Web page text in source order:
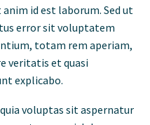
id est laborum. Sed ut
error sit voluptatem
totam rem aperiam,
veritatis et quasi
explicabo.
voluptas sit aspernatur